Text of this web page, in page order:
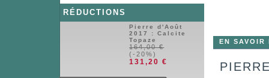
RÉDUCTIONS
Pierre d'Août
2017 : Calcite
Topaze
164,00 €
(-20%)
131,20 €
EN SAVOIR